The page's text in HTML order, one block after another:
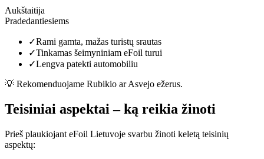
Aukštaitija
Pradedantiesiems
✓Rami gamta, mažas turistų srautas
✓Tinkamas šeimyniniam eFoil turui
✓Lengva patekti automobiliu
💡 Rekomenduojame Rubikio ar Asvejo ežerus.
Teisiniai aspektai – ką reikia žinoti
Prieš plaukiojant eFoil Lietuvoje svarbu žinoti keletą teisinių
aspektų: